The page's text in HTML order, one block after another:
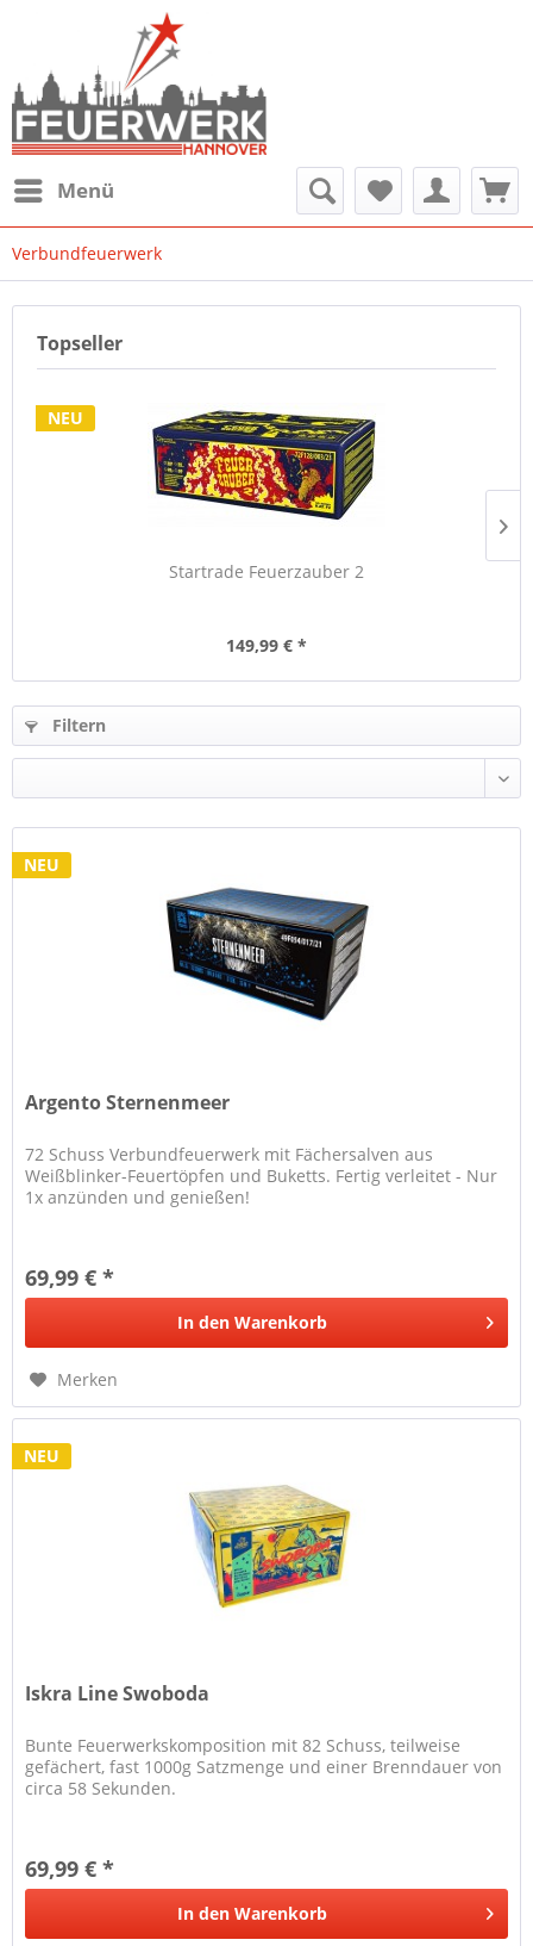
Menü
Verbundfeuerwerk
Topseller
NEU
Startrade Feuerzauber 2
149,99 € *
Filtern
NEU
Argento Sternenmeer
72 Schuss Verbundfeuerwerk mit Fächersalven aus
Weißblinker-Feuertöpfen und Buketts. Fertig verleitet - Nur
1x anzünden und genießen!
69,99 € *
In den Warenkorb
Merken
NEU
Iskra Line Swoboda
Bunte Feuerwerkskomposition mit 82 Schuss, teilweise
gefächert, fast 1000g Satzmenge und einer Brenndauer von
circa 58 Sekunden.
69,99 € *
In den Warenkorb